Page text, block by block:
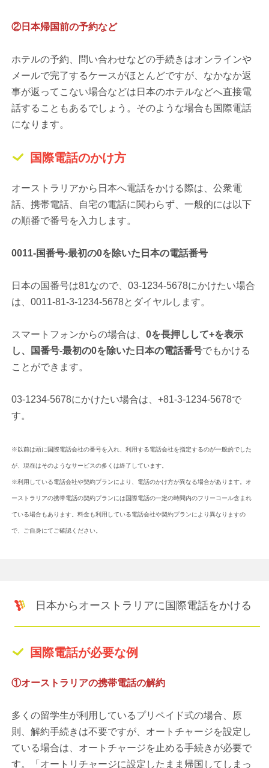
②日本帰国前の予約など
ホテルの予約、問い合わせなどの手続きはオンラインや
メールで完了するケースがほとんどですが、なかなか返
事が返ってこない場合などは日本のホテルなどへ直接電
話することもあるでしょう。そのような場合も国際電話
になります。
国際電話のかけ方
オーストラリアから日本へ電話をかける際は、公衆電
話、携帯電話、自宅の電話に関わらず、一般的には以下
の順番で番号を入力します。
0011-国番号-最初の0を除いた日本の電話番号
日本の国番号は81なので、03-1234-5678にかけたい場合
は、0011-81-3-1234-5678とダイヤルします。
スマートフォンからの場合は、0を長押しして+を表示
し、国番号-最初の0を除いた日本の電話番号でもかける
ことができます。
03-1234-5678にかけたい場合は、+81-3-1234-5678で
す。
※以前は頭に国際電話会社の番号を入れ、利用する電話会社を指定するのが一般的でした
が、現在はそのようなサービスの多くは終了しています。
※利用している電話会社や契約プランにより、電話のかけ方が異なる場合があります。オ
ーストラリアの携帯電話の契約プランには国際電話の一定の時間内のフリーコール含まれ
ている場合もあります。料金も利用している電話会社や契約プランにより異なりますの
で、ご自身にてご確認ください。
日本からオーストラリアに国際電話をかける
国際電話が必要な例
①オーストラリアの携帯電話の解約
多くの留学生が利用しているプリペイド式の場合、原
則、解約手続きは不要ですが、オートチャージを設定し
ている場合は、オートチャージを止める手続きが必要で
す。「オートリチャージに設定したまま帰国してしまっ